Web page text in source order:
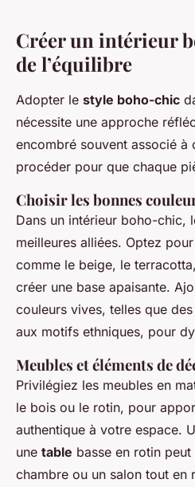
Créer un intérieur
de l’équilibre
Adopter le style boho-chic
nécessite une approche
encombré souvent associé
procéder pour que chaque
Choisir les bonnes
Dans un intérieur boho-chic,
meilleures alliées. Optez
comme le beige, le
créer une base apaisante.
couleurs vives, telles que
aux motifs ethniques, pour
Meubles et éléments de
Privilégiez les meubles en
le bois ou le rotin, pour
authentique à votre espace.
une table basse en rotin
chambre ou un salon tout en